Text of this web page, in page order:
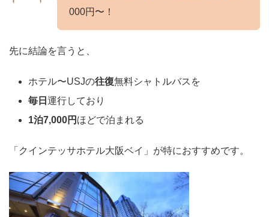
000円〜！
先に結論を言うと、
ホテル〜USJの往復無料シャトルバスを
毎日 運行しており
1泊7,000円 ほどで泊まれる
「クインテッサホテル大阪ベイ」が特におすすめです。